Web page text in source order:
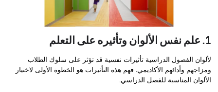
1. علم نفس الألوان وتأثيره على التعلم
لألوان الفصول الدراسية تأثيرات نفسية قد تؤثر على سلوك الطلاب
ومزاجهم وأدائهم الأكاديمي. فهم هذه التأثيرات هو الخطوة الأولى لاختيار
الألوان المناسبة للفصل الدراسي.